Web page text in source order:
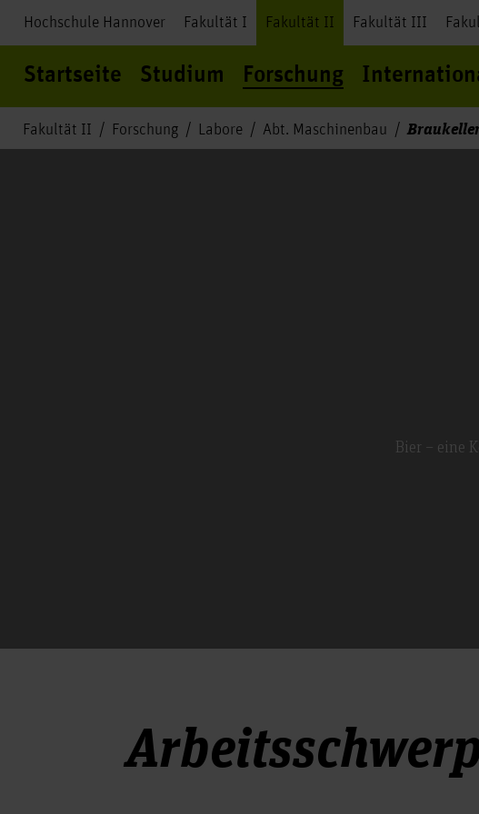
Hochschule Hannover Fakultät I Fakultät II Fakultät III
Startseite Studium Forschung
Fakultät II Forschung Labore Abt. Maschinenbau
Bier – eine